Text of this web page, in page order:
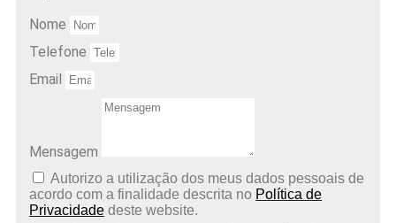
Nome
Telefone
Email
Mensagem
Autorizo ​​a utilização dos meus dados pessoais de
acordo com a finalidade descrita no Política de
Privacidade deste website.